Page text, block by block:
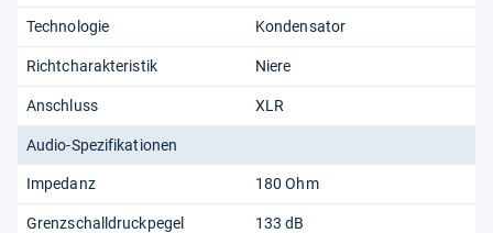
Technologie Kondensator
Richtcharakteristik Niere
Anschluss XLR
Audio-Spezifikationen
Impedanz 180 Ohm
Grenzschalldruckpegel 133 dB